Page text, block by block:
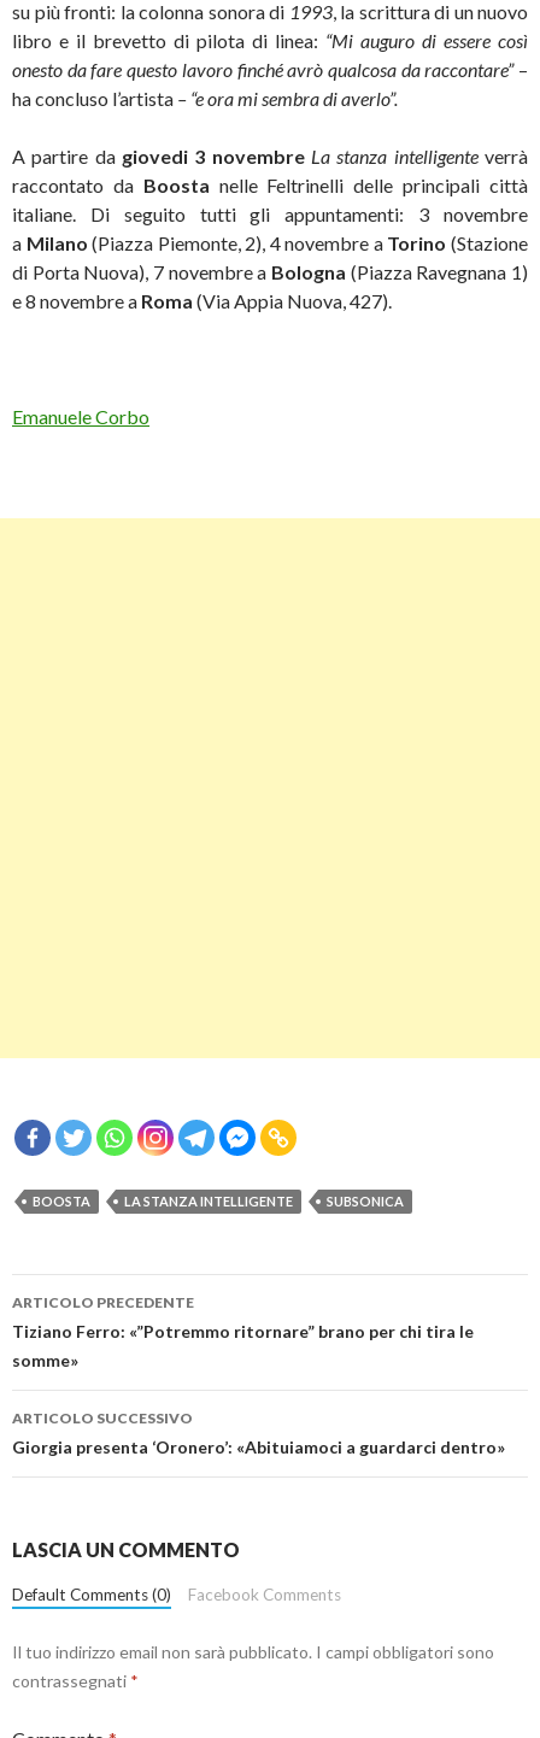
su più fronti: la colonna sonora di 1993, la scrittura di un nuovo
libro e il brevetto di pilota di linea: “Mi auguro di essere così
onesto da fare questo lavoro finché avrò qualcosa da raccontare”–
ha concluso l’artista – “e ora mi sembra di averlo”.
A partire da giovedi 3 novembre La stanza intelligenteverrà
raccontato da Boosta nelle Feltrinelli delle principali città
italiane. Di seguito tutti gli appuntamenti: 3 novembre
a Milano (Piazza Piemonte, 2), 4 novembre a Torino (Stazione
di Porta Nuova), 7 novembre a Bologna (Piazza Ravegnana 1)
e 8 novembre a Roma (Via Appia Nuova, 427).
Emanuele Corbo
BOOSTA LA STANZA INTELLIGENTE SUBSONICA
Navigazione
articolo
ARTICOLO PRECEDENTE
Tiziano Ferro: «”Potremmo ritornare” brano per chi tira le
somme»
ARTICOLO SUCCESSIVO
Giorgia presenta ‘Oronero’: «Abituiamoci a guardarci dentro»
LASCIA UN COMMENTO
Default Comments (0) Facebook Comments
Il tuo indirizzo email non sarà pubblicato. I campi obbligatori sono
contrassegnati *